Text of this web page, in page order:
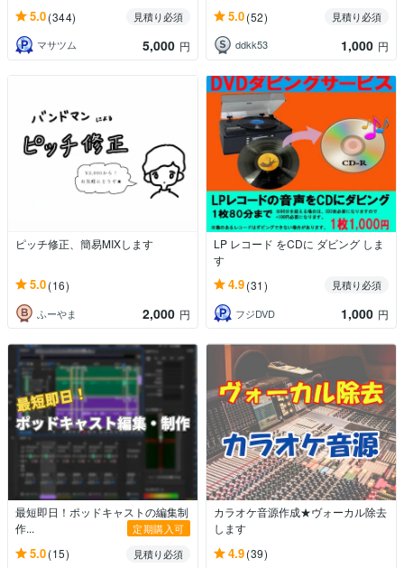
5.0(344)
見積り必須
マサツム
5,000 円
5.0(52)
見積り必須
ddkk53
1,000 円
ピッチ修正、簡易MIXします
5.0(16)
ふーやま 2,000 円
LP レコード をCDに ダビング しま
す
4.9(31)
見積り必須
フジDVD
1,000 円
最短即日！ポッドキャストの編集制
作...
定期購入可
5.0(15)
見積り必須
カラオケ音源作成★ヴォーカル除去
します
4.9(39)